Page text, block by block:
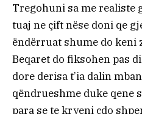
Tregohuni sa me realiste
tuaj ne çift nëse doni qe
ëndërruat shume do keni
Beqaret do fiksohen pas
dore derisa t’ia dalin
qëndrueshme duke qene
para se te kryeni çdo